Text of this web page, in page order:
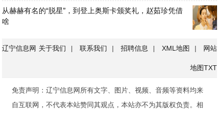
从赫赫有名的“脱星”，到登上奥斯卡颁奖礼，赵茹珍凭借
啥
辽宁信息网 关于我们 | 联系我们 | 招聘信息 | XML地图 | 网站
地图TXT
免责声明：辽宁信息网所有文字、图片、视频、音频等资料均来
自互联网，不代表本站赞同其观点，本站亦不为其版权负责。相